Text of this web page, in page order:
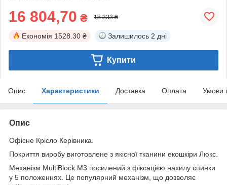
16 804,70 ₴ 18 333 ₴
Економія 1528.30 ₴ Залишилось 2 дні
Купити
Опис Характеристики Доставка Оплата Умови
Опис
Офісне Крісло Керівника.
Покриття виробу виготовлене з якісної тканини екошкіри Люкс.
Механізм MultiBlock М3 посилений з фіксацією нахилу спинки
у 5 положеннях. Це популярний механізм, що дозволяє